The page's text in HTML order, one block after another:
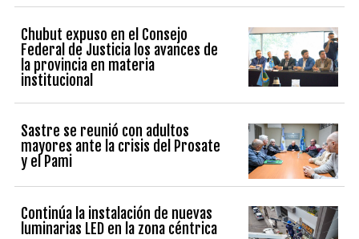
Chubut expuso en el Consejo
Federal de Justicia los avances de
la provincia en materia
institucional
Sastre se reunió con adultos
mayores ante la crisis del Prosate
y el Pami
Continúa la instalación de nuevas
luminarias LED en la zona céntrica